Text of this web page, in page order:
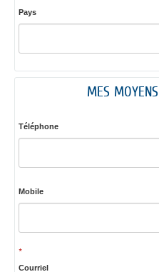
Pays
MES
Téléphone
Mobile
*
Courriel